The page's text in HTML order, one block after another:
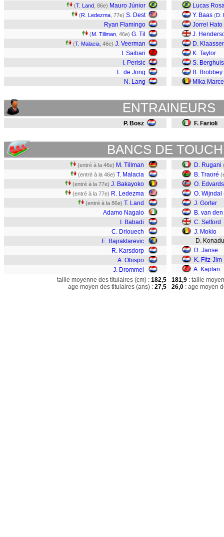
(T. Land , 86e) Mauro Júnior
(R. Ledezma , 77e) S. Dest
Ryan Flamingo
(M. Tillman , 46e) G. Til
(T. Malacia , 46e) J. Veerman
I. Saibari
I. Perisic
L. de Jong
N. Lang
Lucas
Y. Baas (D.
Jorrel Hato
J.
D.
K. Taylor
S. Berghuis
B. Brobbey
Mika
ENTRAINEURS
P. Bosz F. Farioli
BANCS DE
(entré à la 46e) M. Tillman
(entré à la 46e) T. Malacia
(entré à la 77e) J. Bakayoko
(entré à la 77e) R. Ledezma
(entré à la 86e) T. Land
Adamo Nagalo
I. Babadi
C. Driouech
E. Bajraktarevic
R. Karsdorp
A. Obispo
J. Drommel
D. Rugani
B. Traoré
O.
O. Wijndal
J. Gorter
B. van
C. Setford
J. Mokio
D. Konadu
D. Janse
K. Fitz-Jim
A. Kaplan
taille moyenne des titulaires (cm) : 182,5
age moyen des titulaires (ans) : 27,5
181,9 : taille
26,0 : age moyen